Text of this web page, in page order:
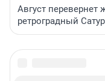
Август перевернет
ретроградный